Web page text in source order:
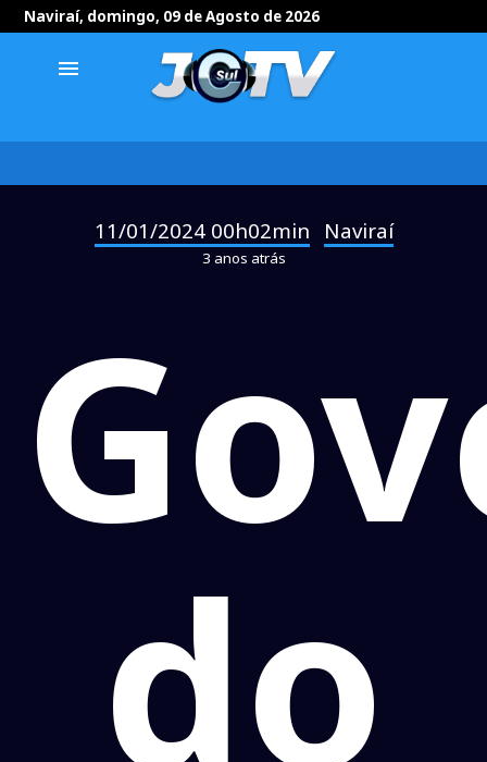
Naviraí, domingo, 09 de Agosto de 2026
menu
11/01/2024 00h02min Naviraí
3 anos atrás
do